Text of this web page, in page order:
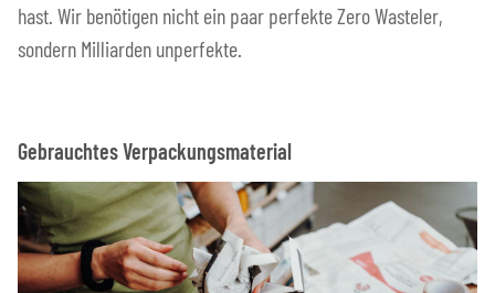
hast. Wir benötigen nicht ein paar perfekte Zero Wasteler,
sondern Milliarden unperfekte.
Gebrauchtes Verpackungsmaterial